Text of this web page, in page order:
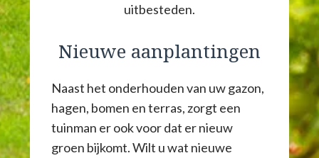
uitbesteden.
Nieuwe aanplantingen
Naast het onderhouden van uw gazon,
hagen, bomen en terras, zorgt een
tuinman er ook voor dat er nieuw
groen bijkomt. Wilt u wat nieuwe